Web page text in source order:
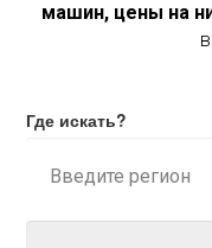
машин, цены на
Где искать?